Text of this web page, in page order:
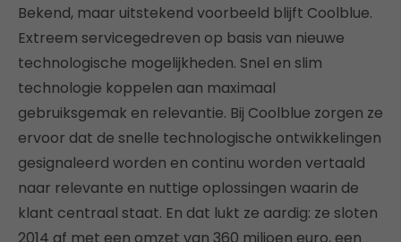
Bekend, maar uitstekend voorbeeld blijft Coolblue.
Extreem servicegedreven op basis van nieuwe
technologische mogelijkheden. Snel en slim
technologie koppelen aan maximaal
gebruiksgemak en relevantie. Bij Coolblue zorgen ze
ervoor dat de snelle technologische ontwikkelingen
gesignaleerd worden en continu worden vertaald
naar relevante en nuttige oplossingen waarin de
klant centraal staat. En dat lukt ze aardig: ze sloten
2014 af met een omzet van 360 miljoen euro, een